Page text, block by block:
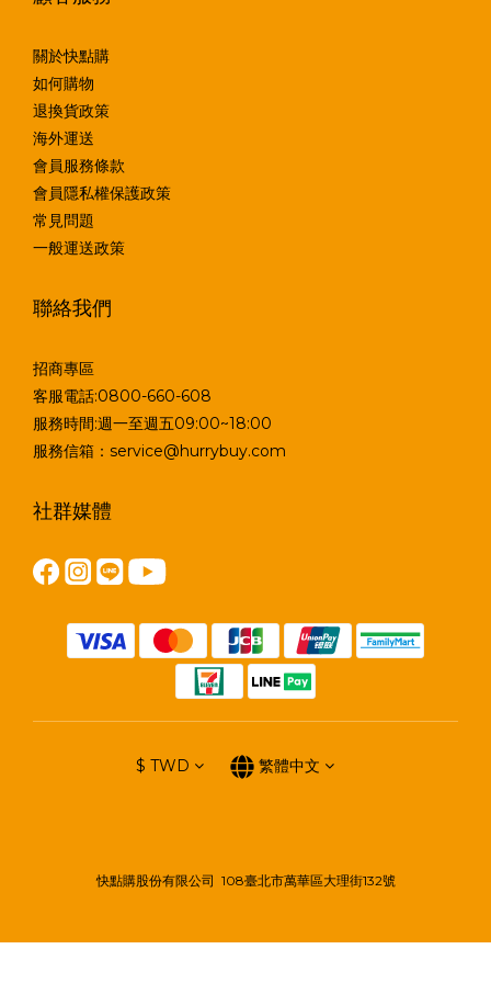
關於快點購
如何購物
退換貨政策
海外運送
會員服務條款
會員隱私權保護政策
常見問題
一般運送政策
聯絡我們
招商專區
客服電話:0800-660-608
服務時間:週一至週五09:00~18:00
服務信箱：service@hurrybuy.com
社群媒體
$ TWD 繁體中文
快點購股份有限公司 108臺北市萬華區大理街132號